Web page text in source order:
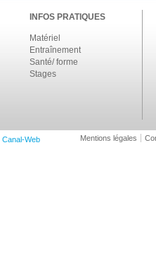
INFOS PRATIQUES
Matériel
Entraînement
Santé/ forme
Stages
Canal-Web Mentions légales